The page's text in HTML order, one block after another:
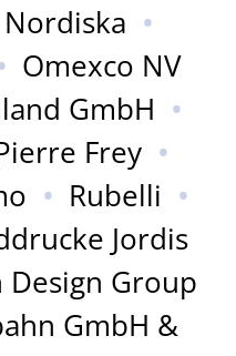
•
Omexco NV
GmbH •
Frey •
• Rubelli •
Jordis
Design Group
GmbH &